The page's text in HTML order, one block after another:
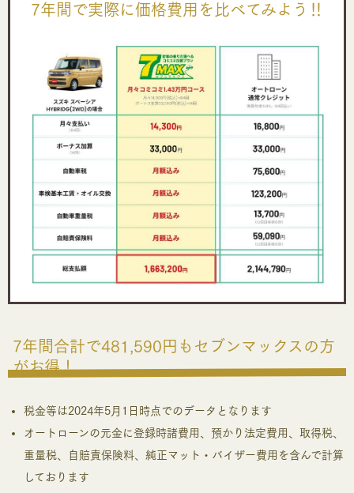
7年間で実際に価格費用を比べてみよう‼
7年間合計で481,590円もセブンマックスの方
がお得！
税金等は2024年5月1日時点でのデータとなります
オートローンの元金に登録時諸費用、預かり法定費用、取得税、
重量税、自賠責保険料、純正マット・バイザー費用を含んで計算
しております